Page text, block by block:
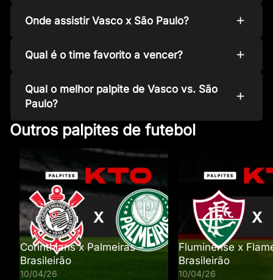
Onde assistir Vasco x São Paulo?
Qual é o time favorito a vencer?
Qual o melhor palpite de Vasco vs. São
Paulo?
Outros palpites de futebol
Corinthians x Palmeiras –
Brasileirão
10/04/26
Fluminense x
Brasileirão
10/04/26